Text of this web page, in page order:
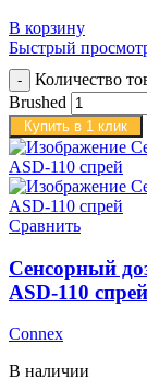
В корзину
Быстрый
Количество
Brushed
Купить в 1 клик
Сравнить
Сенсорный
ASD-110 спрей
Connex
В наличии